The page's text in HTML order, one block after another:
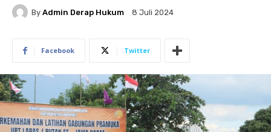
By Admin Derap Hukum 8 Juli 2024
Facebook Twitter